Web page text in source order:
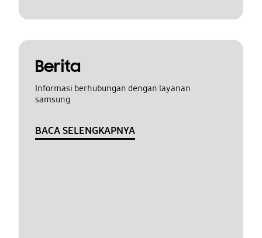
Berita
Informasi berhubungan dengan layanan
samsung
BACA SELENGKAPNYA